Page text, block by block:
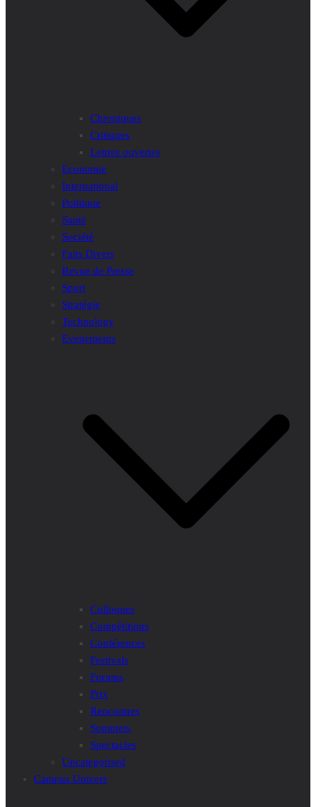
Chroniques
Critiques
Lettres ouvertes
Economie
International
Politique
Santé
Société
Faits Divers
Revue de Presse
Sport
Stratégie
Technology
Evenements
Colloques
Compétitions
Conférences
Festivals
Forums
Prix
Rencontres
Sommets
Spectacles
Uncategorised
Campus Univers